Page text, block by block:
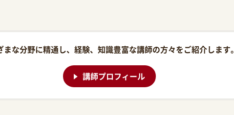
まな分野に精通し、経験、知識豊富な講師の方々をご紹介します。
講師プロフィール